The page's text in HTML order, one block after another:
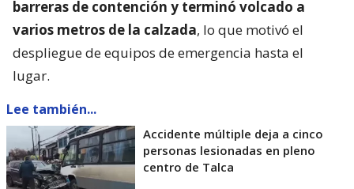
barreras de contención y terminó volcado a
varios metros de la calzada, lo que motivó el
despliegue de equipos de emergencia hasta el
lugar.
Lee también...
Accidente múltiple deja a cinco
personas lesionadas en pleno
centro de Talca